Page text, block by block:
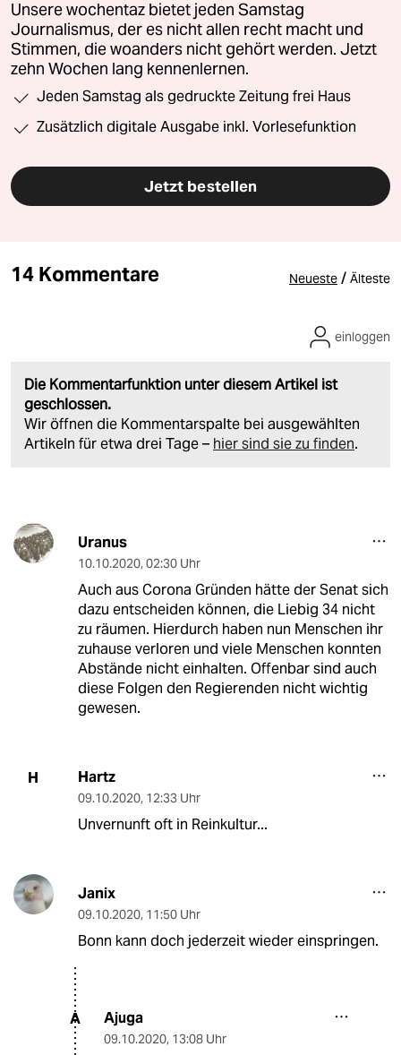
Unsere wochentaz bietet jeden Samstag
Journalismus, der es nicht allen recht macht und
Stimmen, die woanders nicht gehört werden. Jetzt
zehn Wochen lang kennenlernen.
Jeden Samstag als gedruckte Zeitung frei Haus
Zusätzlich digitale Ausgabe inkl. Vorlesefunktion
Jetzt bestellen
14 Kommentare Neueste / Älteste
Die Kommentarfunktion unter diesem Artikel ist
geschlossen.
Wir öffnen die Kommentarspalte bei ausgewählten
Artikeln für etwa drei Tage – hier sind sie zu finden.
einloggen
Uranus
10.10.2020, 02:30 Uhr
Auch aus Corona Gründen hätte der Senat sich
dazu entscheiden können, die Liebig 34 nicht
zu räumen. Hierdurch haben nun Menschen ihr
zuhause verloren und viele Menschen konnten
Abstände nicht einhalten. Offenbar sind auch
diese Folgen den Regierenden nicht wichtig
gewesen.
H Hartz
09.10.2020, 12:33 Uhr
Unvernunft oft in Reinkultur...
Janix
09.10.2020, 11:50 Uhr
Bonn kann doch jederzeit wieder einspringen.
A Ajuga
09.10.2020, 13:08 Uhr